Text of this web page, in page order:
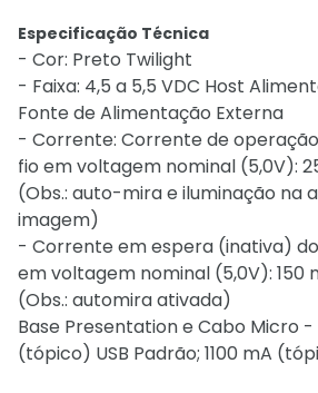
Especificação Técnica
- Cor: Preto Twilight
- Faixa: 4,5 a 5,5 VDC Host
Fonte de Alimentação Externa
- Corrente: Corrente de
fio em voltagem nominal (5,0V):
(Obs.: auto-mira e iluminação na
imagem)
- Corrente em espera (inativa)
em voltagem nominal (5,0V): 150
(Obs.: automira ativada)
Base Presentation e Cabo Micro -
(tópico) USB Padrão; 1100 mA